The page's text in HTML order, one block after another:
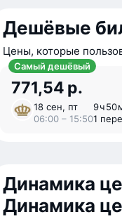
Дешёвые
Цены, которые
Самый дешёвый
771,54 р.
18 сен, пт
06:00 – 15:50
9 ⁠ч 50
1
Динамика
Динамика